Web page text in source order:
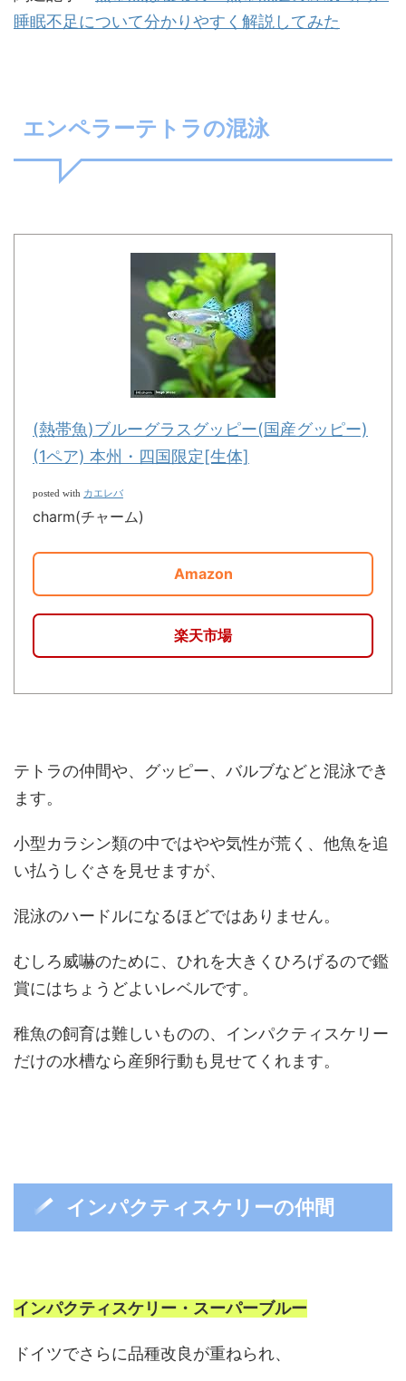
睡眠不足について分かりやすく解説してみた
エンペラーテトラの混泳
(熱帯魚)ブルーグラスグッピー(国産グッピー)
(1ペア) 本州・四国限定[生体]
posted with カエレバ
charm(チャーム)
Amazon
楽天市場
テトラの仲間や、グッピー、バルブなどと混泳でき
ます。
小型カラシン類の中ではやや気性が荒く、他魚を追
い払うしぐさを見せますが、
混泳のハードルになるほどではありません。
むしろ威嚇のために、ひれを大きくひろげるので鑑
賞にはちょうどよいレベルです。
稚魚の飼育は難しいものの、インパクティスケリー
だけの水槽なら産卵行動も見せてくれます。
インパクティスケリーの仲間
インパクティスケリー・スーパーブルー
ドイツでさらに品種改良が重ねられ、